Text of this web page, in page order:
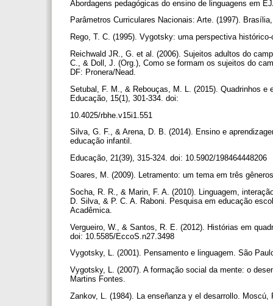
Abordagens pedagógicas do ensino de linguagens em
Parâmetros Curriculares Nacionais: Arte. (1997).
Rego, T. C. (1995). Vygotsky: uma perspectiva
Reichwald JR., G. et al. (2006). Sujeitos adultos do
C., & Doll, J. (Org.), Como se formam os sujeitos do
DF: Pronera/Nead.
Setubal, F. M., & Rebouças, M. L. (2015). Quadrinhos
Educação, 15(1), 301-334. doi:
10.4025/rbhe.v15i1.551
Silva, G. F., & Arena, D. B. (2014). Ensino e
educação infantil.
Educação, 21(39), 315-324. doi: 10.5902/198464448206
Soares, M. (2009). Letramento: um tema em três
Socha, R. R., & Marin, F. A. (2010). Linguagem,
D. Silva, & P. C. A. Raboni. Pesquisa em educação
Acadêmica.
Vergueiro, W., & Santos, R. E. (2012). Histórias em
doi: 10.5585/EccoS.n27.3498
Vygotsky, L. (2001). Pensamento e linguagem. São
Vygotsky, L. (2007). A formação social da mente: o
Martins Fontes.
Zankov, L. (1984). La enseñanza y el desarrollo.